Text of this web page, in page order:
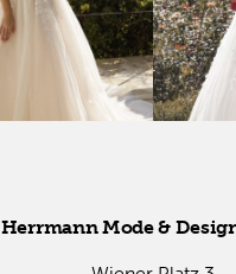
Herr­mann Mode &